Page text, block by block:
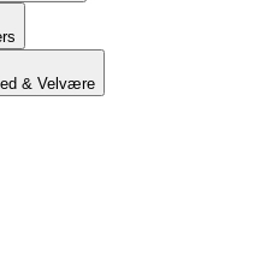
& Velvære